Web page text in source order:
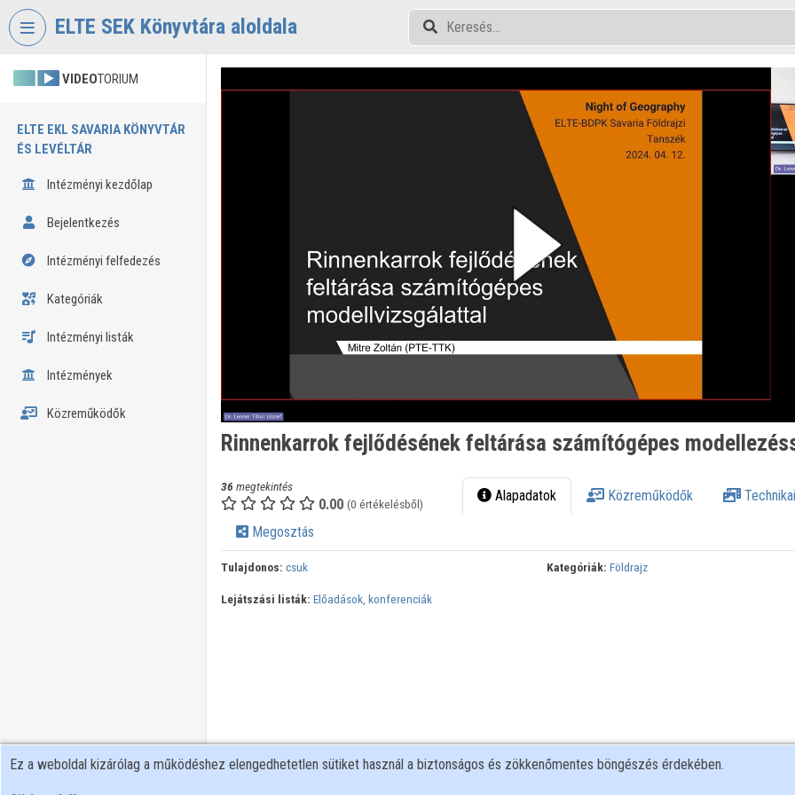
Fejléc kihagyása
ELTE SEK Könyvtára aloldala
VIDEOTORIUM
ELTE EKL SAVARIA KÖNYVTÁR
ÉS LEVÉLTÁR
Intézményi kezdőlap
Bejelentkezés
Intézményi felfedezés
Kategóriák
Intézményi listák
Intézmények
Közreműködők
Rinnenkarrok fejlődésének feltárása számítógépes
36 megtekintés
0.00 (0 értékelésből) Alapadatok Közreműködők
Megosztás
Tulajdonos: csuk Kategóriák: Földrajz
Lejátszási listák: Előadások, konferenciák
Ez a weboldal kizárólag a működéshez elengedhetetlen sütiket használ a biztonságos és zökkenőmentes böngészés érdekében.